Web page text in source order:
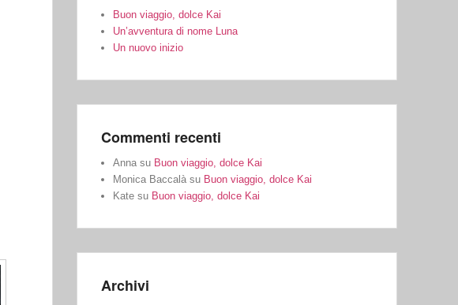
Buon viaggio, dolce Kai
Un’avventura di nome Luna
Un nuovo inizio
Commenti recenti
Anna su Buon viaggio, dolce Kai
Monica Baccalà su Buon viaggio, dolce Kai
Kate su Buon viaggio, dolce Kai
Archivi